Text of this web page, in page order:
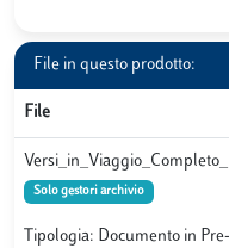
File in questo prodotto:
File
Solo gestori archivio
Tipologia: Documento in